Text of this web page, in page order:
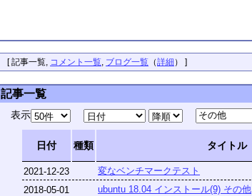
[ 記事一覧, コメント一覧, ブログ一覧 （詳細 ）]
記事一覧
表示
日付 種類 タイトル
2021-12-23 変なベンチマークテスト
2018-05-01
ubuntu 18.04 インストール(9) その他